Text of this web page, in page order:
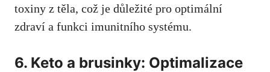
toxiny z těla, což je důležité pro optimální
zdraví a funkci imunitního systému.
6. Keto a brusinky: Optimalizace